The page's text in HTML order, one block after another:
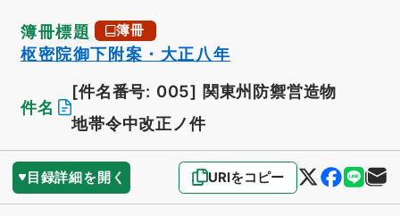
簿冊標題 簿冊
枢密院御下附案・大正八年
件名
[件名番号: 005] 関東州防禦営造物
地帯令中改正ノ件
目録詳細を開く URIをコピー